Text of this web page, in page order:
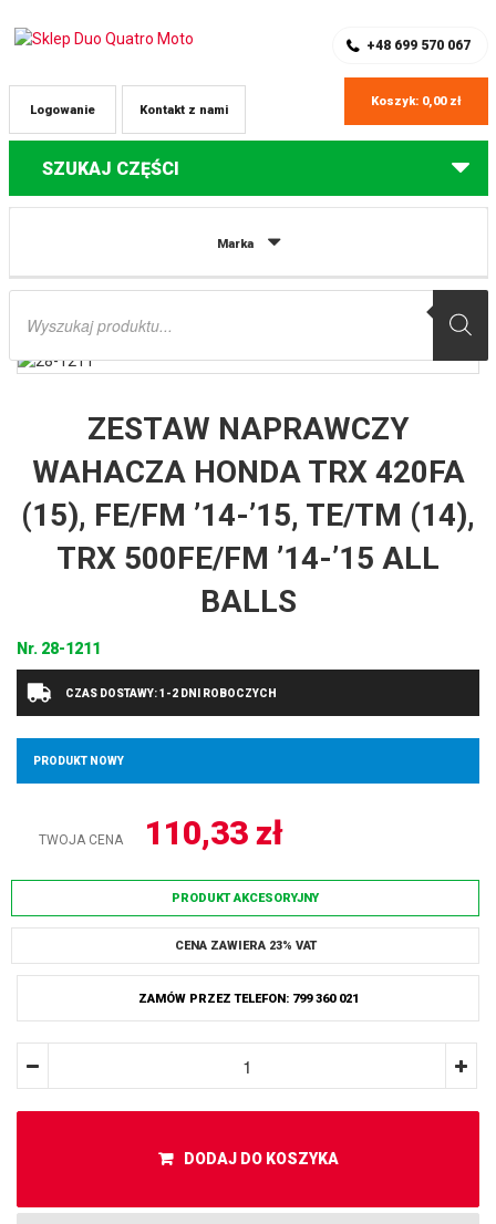
+48 699 570 067
Kontakt z nami
Logowanie
Koszyk: 0,00 zł
SZUKAJ CZĘŚCI
Marka
Wyszukiwarka
Części do quadów Honda
’14-’15 ALL BALLS
ZESTAW NAPRAWCZY
WAHACZA HONDA TRX 420FA
(15), FE/FM ’14-’15, TE/TM (14),
TRX 500FE/FM ’14-’15 ALL
BALLS
Nr. 28-1211
CZAS DOSTAWY: 1-2 DNI ROBOCZYCH
PRODUKT NOWY
TWOJA CENA 110,33 zł
PRODUKT AKCESORYJNY
CENA ZAWIERA 23% VAT
ZAMÓW PRZEZ TELEFON: 799 360 021
DODAJ DO KOSZYKA